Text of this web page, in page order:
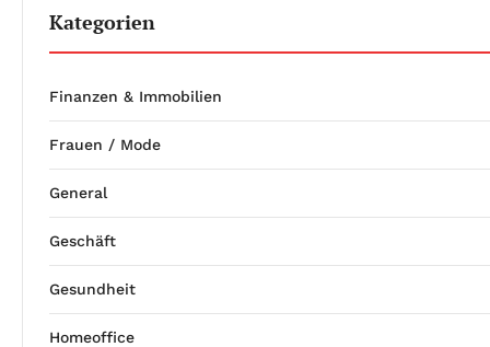
Kategorien
Finanzen & Immobilien
Frauen / Mode
General
Geschäft
Gesundheit
Homeoffice